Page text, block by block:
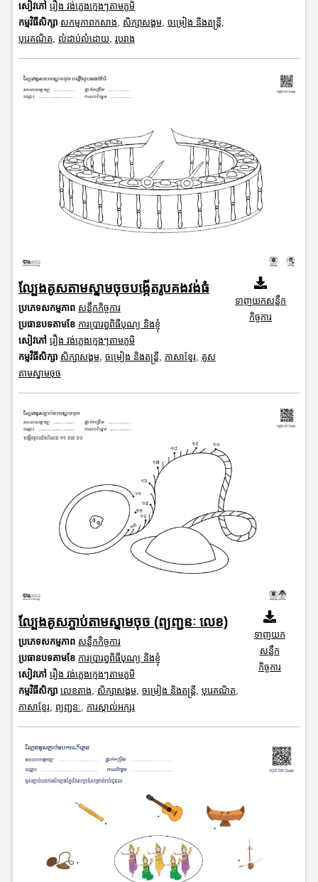
សៀវភៅ រឿង វង់ភ្លេងក្មេងៗតាមភូមិ
កម្មវិធីសិក្សា សកម្មភាពកសាង, សិក្សាសង្គម, ចម្រៀង និងតន្ត្រី,
បុរេគណិត, លំដាប់លំដោយ, រូបរាង
ល្បែងគូសតាមស្នាមចុចបង្កើតរូបគងវង់ធំ
ប្រភេទសកម្មភាព សន្លឹកកិច្ចការ
ប្រធានបទតាមខែ ការប្រារព្ធពិធីបុណ្យ និងខ្ញុំ
សៀវភៅ រឿង វង់ភ្លេងក្មេងៗតាមភូមិ
កម្មវិធីសិក្សា សិក្សាសង្គម, ចម្រៀង និងតន្ត្រី ភាសាខ្មែរ, គូស
តាមស្នាមចុច
ទាញយកសន្លឹក
កិច្ចការ
ល្បែងគូសភ្ចាប់តាមស្នាមចុច (ព្យញ្ជនៈ លេខ)
ប្រភេទសកម្មភាព សន្លឹកកិច្ចការ
ប្រធានបទតាមខែ ការប្រារព្ធពិធីបុណ្យ និងខ្ញុំ
សៀវភៅ រឿង វង់ភ្លេងក្មេងៗតាមភូមិ
កម្មវិធីសិក្សា លេខតាង សិក្សាសង្គម, ចម្រៀង និងតន្ត្រី បុរេគណិត
ភាសាខ្មែរ, ព្យញ្ជនៈ ការស្គាល់អក្សរ
ទាញយក
សន្លឹក
កិច្ចការ